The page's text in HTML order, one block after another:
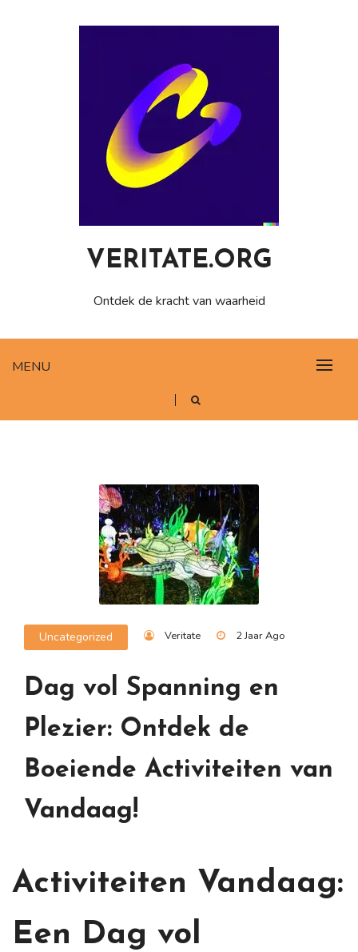
MENU
VERITATE.ORG
Ontdek de kracht van waarheid
Uncategorized Veritate 2 Jaar Ago
Dag vol Spanning en
Plezier: Ontdek de
Boeiende Activiteiten van
Vandaag!
Activiteiten Vandaag:
Een Dag vol